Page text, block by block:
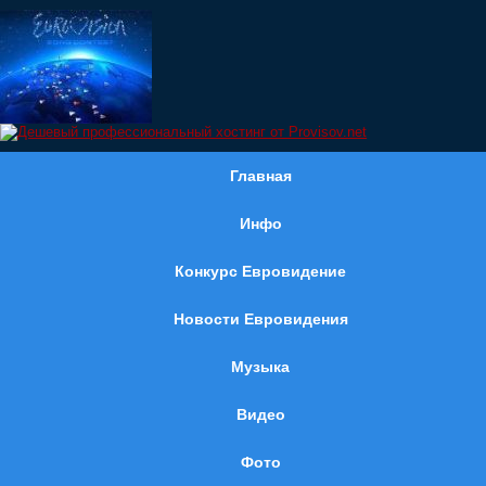
Главная
Инфо
Конкурс Евровидение
Новости Евровидения
Музыка
Видео
Фото